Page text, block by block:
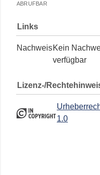
ABRUFBAR
Links
NachweisKein
verfügbar
Lizenz-/
1.0